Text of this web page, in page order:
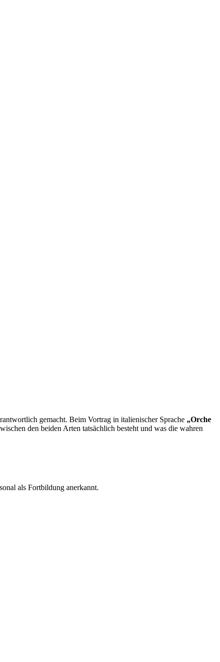
gemacht. Beim Vortrag in italienischer Sprache „Orche
den beiden Arten tatsächlich besteht und was die wahren
als Fortbildung anerkannt.